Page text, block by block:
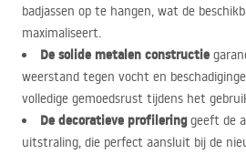
badjassen op te hangen, wat de
maximaliseert.
De solide metalen constructie
weerstand tegen vocht en
volledige gemoedsrust tijdens het
De decoratieve profileringgeeft de
uitstraling, die perfect aansluit bij de